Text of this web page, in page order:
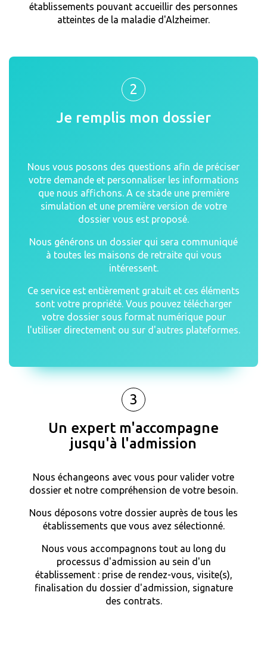
établissements pouvant accueillir des personnes
atteintes de la maladie d'Alzheimer.
2
Je remplis mon dossier
Nous vous posons des questions afin de préciser
votre demande et personnaliser les informations
que nous affichons. A ce stade une première
simulation et une première version de votre
dossier vous est proposé.
Nous générons un dossier qui sera communiqué
à toutes les maisons de retraite qui vous
intéressent.
Ce service est entièrement gratuit et ces éléments
sont votre propriété. Vous pouvez télécharger
votre dossier sous format numérique pour
l'utiliser directement ou sur d'autres plateformes.
3
Un expert m'accompagne
jusqu'à l'admission
Nous échangeons avec vous pour valider votre
dossier et notre compréhension de votre besoin.
Nous déposons votre dossier auprès de tous les
établissements que vous avez sélectionné.
Nous vous accompagnons tout au long du
processus d'admission au sein d'un
établissement : prise de rendez-vous, visite(s),
finalisation du dossier d'admission, signature
des contrats.